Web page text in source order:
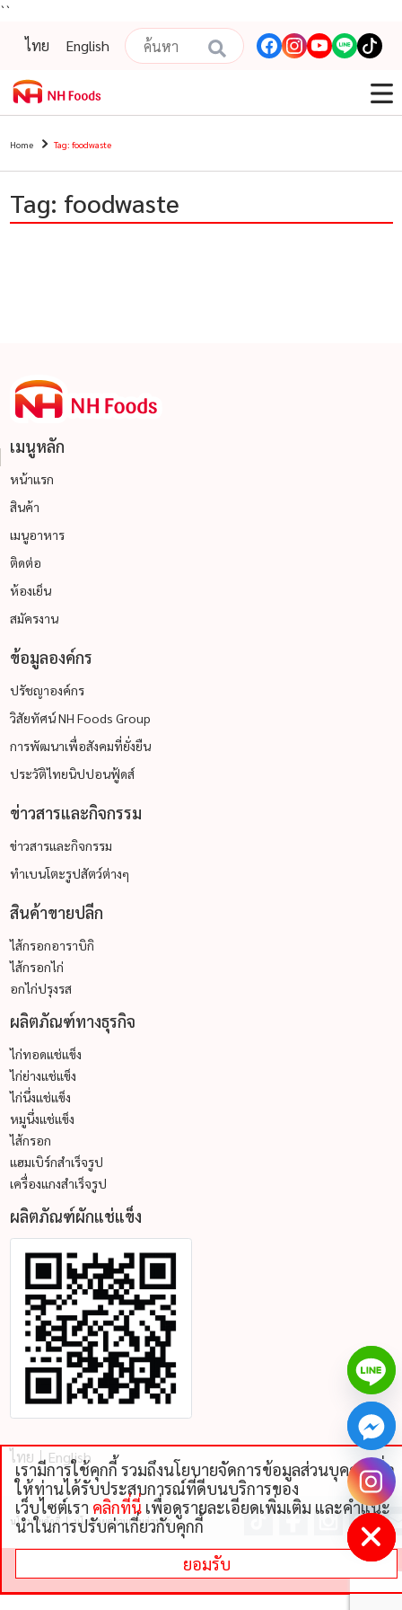
``
ไทย
English
Home Tag: foodwaste
Tag: foodwaste
เมนูหลัก
หน้าแรก
สินค้า
เมนูอาหาร
ติดต่อ
ห้องเย็น
สมัครงาน
ข้อมูลองค์กร
ปรัชญาองค์กร
วิสัยทัศน์ NH Foods Group
การพัฒนาเพื่อสังคมที่ยั่งยืน
ประวัติไทยนิปปอนฟู้ดส์
ข่าวสารและกิจกรรม
ข่าวสารและกิจกรรม
ทำเบนโตะรูปสัตว์ต่างๆ
สินค้าขายปลีก
ไส้กรอกอาราบิกิ
ไส้กรอกไก่
อกไก่ปรุงรส
ผลิตภัณฑ์ทางธุรกิจ
ไก่ทอดแช่แข็ง
ไก่ย่างแช่แข็ง
ไก่นึ่งแช่แข็ง
หมูนึ่งแช่แข็ง
ไส้กรอก
แฮมเบิร์กสำเร็จรูป
เครื่องแกงสำเร็จรูป
ผลิตภัณฑ์ผักแช่แข็ง
ไทย English
นโยบายคุ้กกี้ นโยบายความเป็นส่วนตัว
2026 THAI NIPPON FOODS CO., LTD
เรามีการใช้คุกกี้ รวมถึงนโยบายจัดการข้อมูลส่วนบุคคลเพื่อ
ให้ท่านได้รับประสบการณ์ที่ดีบนบริการของ
เว็บไซต์เรา คลิกที่นี่ เพื่อดูรายละเอียดเพิ่มเติม และคําแนะ
นําในการปรับค่าเกี่ยวกับคุกกี้
ยอมรับ
Hide
chaty